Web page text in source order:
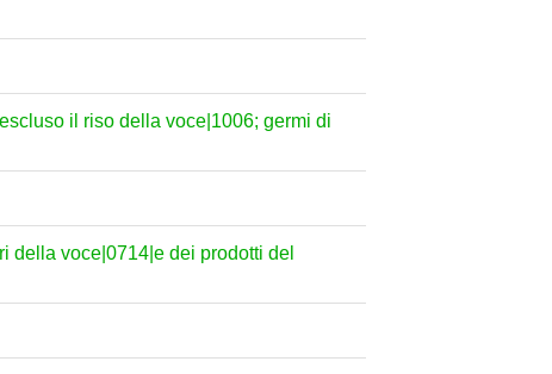
il riso della voce|1006; germi di
della voce|0714|e dei prodotti del